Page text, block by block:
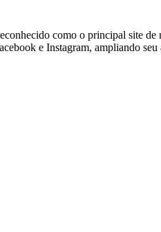
como o principal site de
e Instagram, ampliando